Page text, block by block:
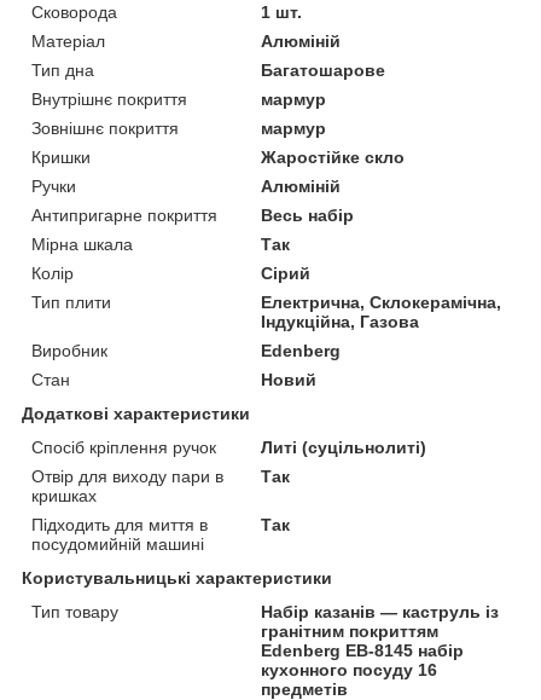
Сковорода
1 шт.
Матеріал
Алюміній
Тип дна
Багатошарове
Внутрішнє покриття
мармур
Зовнішнє покриття
мармур
Кришки
Жаростійке скло
Ручки
Алюміній
Антипригарне покриття
Весь набір
Мірна шкала
Так
Колір
Сірий
Тип плити
Електрична, Склокерамічна,
Індукційна, Газова
Виробник
Edenberg
Стан
Новий
Додаткові характеристики
Спосіб кріплення ручок
Литі (суцільнолиті)
Отвір для виходу пари в
кришках
Так
Підходить для миття в
посудомийній машині
Так
Користувальницькі характеристики
Тип товару
Набір казанів — каструль із
гранітним покриттям
Edenberg EB-8145 набір
кухонного посуду 16
предметів